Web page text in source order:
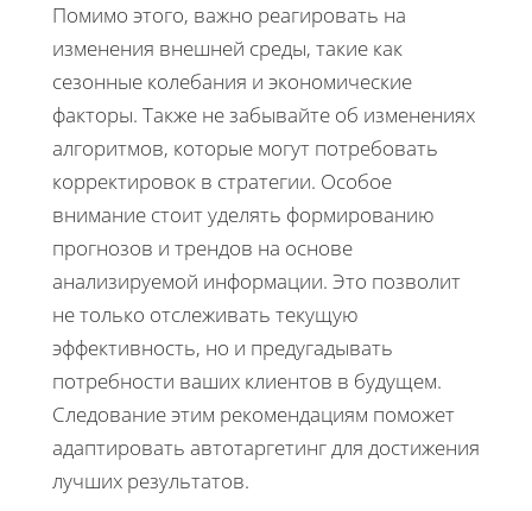
Помимо этого, важно реагировать на
изменения внешней среды, такие как
сезонные колебания и экономические
факторы. Также не забывайте об изменениях
алгоритмов, которые могут потребовать
корректировок в стратегии. Особое
внимание стоит уделять формированию
прогнозов и трендов на основе
анализируемой информации. Это позволит
не только отслеживать текущую
эффективность, но и предугадывать
потребности ваших клиентов в будущем.
Следование этим рекомендациям поможет
адаптировать автотаргетинг для достижения
лучших результатов.